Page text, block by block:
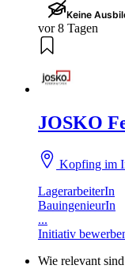
Keine
vor 8 Tagen
JOSKO
Kopfing im
LagerarbeiterIn
BauingenieurIn
...
Initiativ
Wie relevant